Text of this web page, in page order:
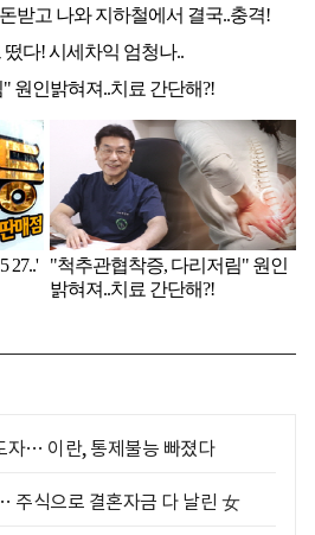
자… 이란, 통제불능 빠졌다
주식으로 결혼자금 다 날린 女